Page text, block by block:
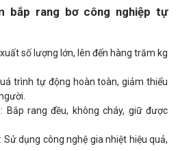
bắp rang bơ công nghiệp tự
số lượng lớn, lên đến hàng trăm kg
trình tự động hoàn toàn, giảm thiểu
Bắp rang đều, không cháy, giữ được
dụng công nghệ gia nhiệt hiệu quả,